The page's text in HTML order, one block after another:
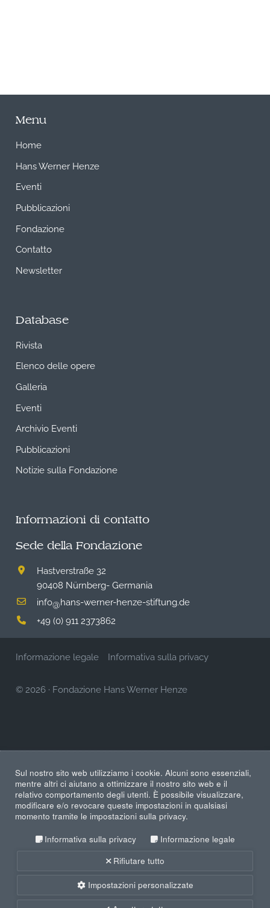
Menu
Home
Hans Werner Henze
Eventi
Pubblicazioni
Fondazione
Contatto
Newsletter
Database
Rivista
Elenco delle opere
Galleria
Eventi
Archivio Eventi
Pubblicazioni
Notizie sulla Fondazione
Informazioni di contatto
Sede della Fondazione
Hastverstraße 32
90408 Nürnberg- Germania
info@hans-werner-henze-stiftung.de
+49 (0) 911 2373862
Informazione legale Informativa sulla privacy
© 2026 · Fondazione Hans Werner Henze
Sul nostro sito web utilizziamo i cookie. Alcuni sono essenziali,
mentre altri ci aiutano a ottimizzare il nostro sito web e il
relativo comportamento degli utenti. È possibile visualizzare,
modificare e/o revocare queste impostazioni in qualsiasi
momento tramite le impostazioni sulla privacy.
Informativa sulla privacy
Informazione legale
Rifiutare tutto
Impostazioni personalizzate